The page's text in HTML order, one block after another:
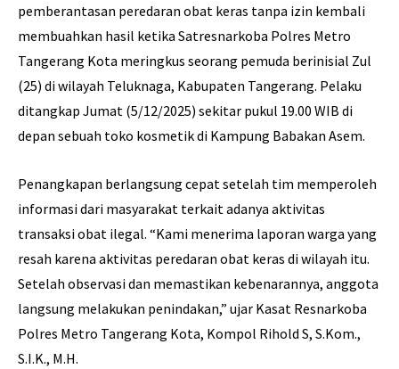
pemberantasan peredaran obat keras tanpa izin kembali
membuahkan hasil ketika Satresnarkoba Polres Metro
Tangerang Kota meringkus seorang pemuda berinisial Zul
(25) di wilayah Teluknaga, Kabupaten Tangerang. Pelaku
ditangkap Jumat (5/12/2025) sekitar pukul 19.00 WIB di
depan sebuah toko kosmetik di Kampung Babakan Asem.
Penangkapan berlangsung cepat setelah tim memperoleh
informasi dari masyarakat terkait adanya aktivitas
transaksi obat ilegal. “Kami menerima laporan warga yang
resah karena aktivitas peredaran obat keras di wilayah itu.
Setelah observasi dan memastikan kebenarannya, anggota
langsung melakukan penindakan,” ujar Kasat Resnarkoba
Polres Metro Tangerang Kota, Kompol Rihold S, S.Kom.,
S.I.K., M.H.